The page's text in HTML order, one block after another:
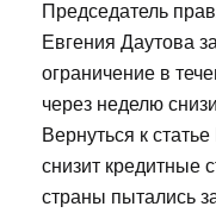
Председатель
Евгения Даутова
ограничение в
через неделю
Вернуться к
снизит кредитные
страны пытались